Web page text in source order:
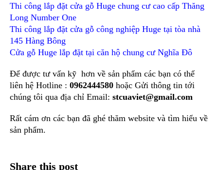
Thi công lắp đặt cửa gỗ Huge chung cư cao cấp Thăng
Long Number One
Thi công lắp đặt cửa gỗ công nghiệp Huge tại tòa nhà
145 Hàng Bông
Cửa gỗ Huge lắp đặt tại căn hộ chung cư Nghĩa Đô
Để được tư vấn kỹ hơn về sản phẩm các bạn có thể
liên hệ Hotline : 0962444580 hoặc Gửi thông tin tới
chúng tôi qua địa chỉ Email: stcuaviet@gmail.com
Rất cám ơn các bạn đã ghé thăm website và tìm hiểu về
sản phẩm.
Share this post